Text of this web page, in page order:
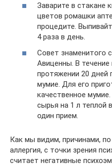
Заварите в стакане
цветов ромашки
процедите.
4 раза в день.
Совет знаменитого
Авиценны. В течение
протяжении 20 дней
мумие. Для его
качественное
сырья на 1 л теплой
один прием.
Как мы видим, причинами,
аллергия, с точки зрения
считает негативные